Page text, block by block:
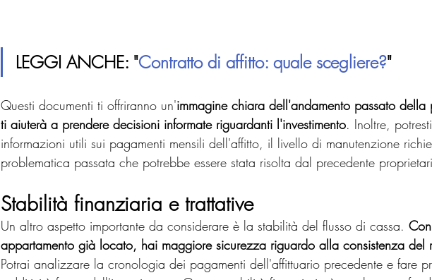
LEGGI ANCHE: "Contratto di affitto: quale scegliere?"
Questi documenti ti offriranno un'immagine chiara dell'andamento passato
ti aiuterà a prendere decisioni informate riguardanti l'investimento. Inoltre,
informazioni utili sui pagamenti mensili dell'affitto, il livello di manutenzione
problematica passata che potrebbe essere stata risolta dal precedente
Stabilità finanziaria e trattative
Un altro aspetto importante da considerare è la stabilità del flusso di cassa.
appartamento già locato, hai maggiore sicurezza riguardo alla consistenza del
Potrai analizzare la cronologia dei pagamenti dell'affittuario precedente e fare